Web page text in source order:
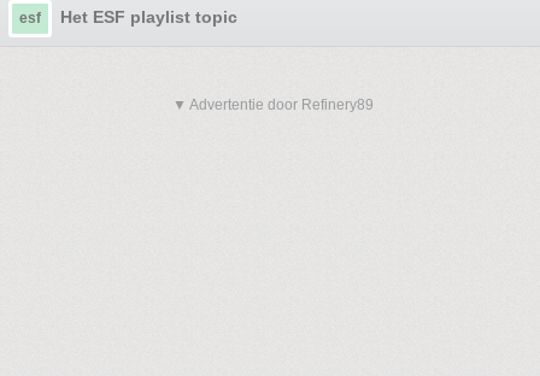
esf Het ESF playlist topic
▼ Advertentie door Refinery89